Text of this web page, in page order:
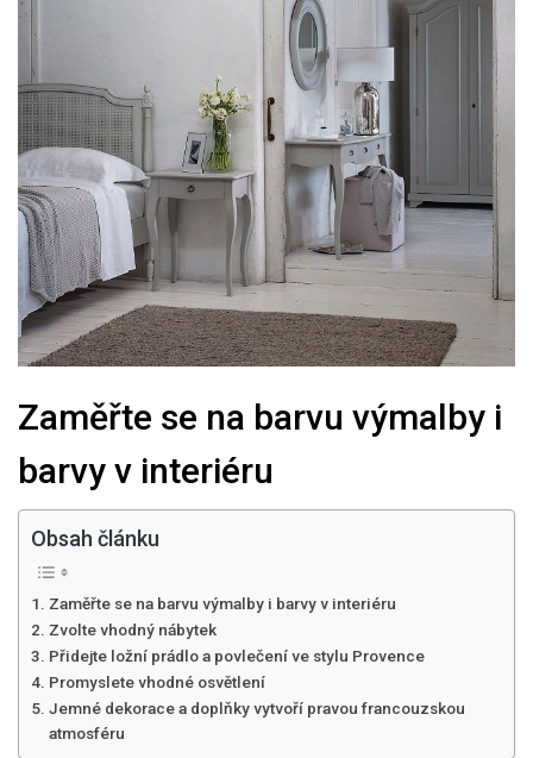
Zaměřte se na barvu výmalby i
barvy v interiéru
Obsah článku
Zaměřte se na barvu výmalby i barvy v interiéru
Zvolte vhodný nábytek
Přidejte ložní prádlo a povlečení ve stylu Provence
Promyslete vhodné osvětlení
Jemné dekorace a doplňky vytvoří pravou francouzskou
atmosféru